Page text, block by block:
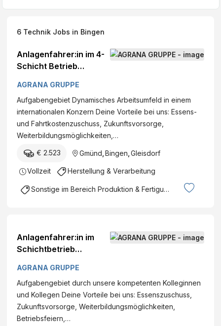
6 Technik Jobs in Bingen
Anlagenfahrer:in im 4-
Schicht Betrieb
Stärke GmbH - Werk
Aschach Standort:
RaiffeisenwegAschach
, Österreich Kategorie:
Produktion
AGRANA GRUPPE
Aufgabengebiet Dynamisches Arbeitsumfeld in einem
internationalen Konzern Deine Vorteile bei uns: Essens-
und Fahrtkostenzuschuss, Zukunftsvorsorge,
Weiterbildungsmöglichkeiten,…
€ 2.523 Gmünd Bingen Gleisdorf
Vollzeit Herstellung & Verarbeitung
Sonstige im Bereich Produktion & Fertigung
Anlagenfahrer:in im
Schichtbetrieb
Stärke GmbH - Werk
Pischelsdorf Standort:
Industriegelände, 3435
Pischelsdorf,
Österreich Kategorie:
AGRANA GRUPPE
Aufgabengebiet durch unsere kompetenten Kolleginnen
und Kollegen Deine Vorteile bei uns: Essenszuschuss,
Zukunftsvorsorge, Weiterbildungsmöglichkeiten,
Betriebsfeiern,…